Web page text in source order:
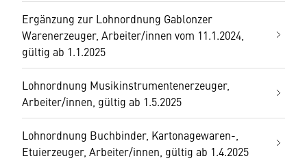
Ergänzung zur Lohnordnung Gablonzer
Warenerzeuger, Arbeiter/innen vom 11.1.2024,
gültig ab 1.1.2025
Lohnordnung Musikinstrumentenerzeuger,
Arbeiter/innen, gültig ab 1.5.2025
Lohnordnung Buchbinder, Kartonagewaren-,
Etuierzeuger, Arbeiter/innen, gültig ab 1.4.2025